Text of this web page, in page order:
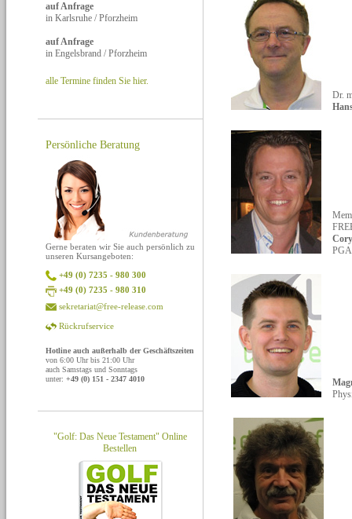
auf Anfrage
in Karlsruhe / Pforzheim
auf Anfrage
in Engelsbrand / Pforzheim
alle Termine finden Sie hier.
Persönliche Beratung
Gerne beraten wir Sie auch persönlich zu
unseren Kursangeboten:
+49 (0) 7235 - 980 300
+49 (0) 7235 - 980 310
sekretariat@free-release.com
Rückrufservice
Hotline auch außerhalb der Geschäftszeiten
von 6:00 Uhr bis 21:00 Uhr
auch Samstags und Sonntags
unter: +49 (0) 151 - 2347 4010
"Golf: Das Neue Testament" Online
Bestellen
Dr.